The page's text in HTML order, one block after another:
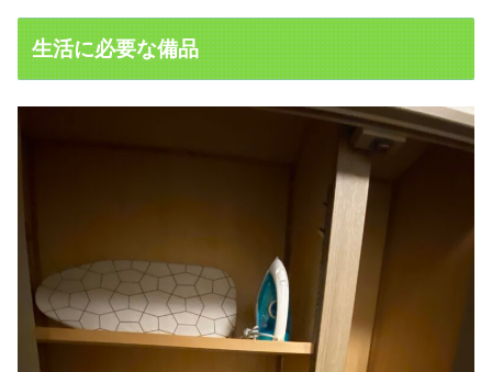
生活に必要な備品